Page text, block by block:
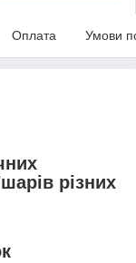
Оплата Умови
різних